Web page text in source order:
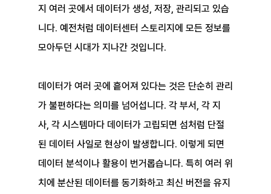
지 여러 곳에서 데이터가 생성, 저장, 관리되고 있습
니다. 예전처럼 데이터센터 스토리지에 모든 정보를
모아두던 시대가 지나간 것입니다.
데이터가 여러 곳에 흩어져 있다는 것은 단순히 관리
가 불편하다는 의미를 넘어섭니다. 각 부서, 각 지
사, 각 시스템마다 데이터가 고립되면 섬처럼 단절
된 데이터 사일로 현상이 발생합니다. 이렇게 되면
데이터 분석이나 활용이 번거롭습니다. 특히 여러 위
치에 분산된 데이터를 동기화하고 최신 버전을 유지